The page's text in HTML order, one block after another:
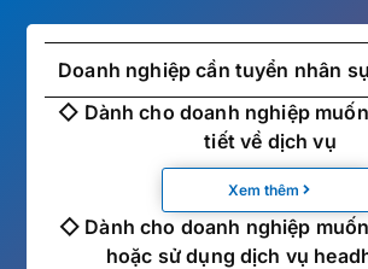
Doanh nghiệp cần tuyển nhân
◇ Dành cho doanh nghiệp
tiết về dịch vụ
Xem thêm
◇ Dành cho doanh nghiệp
hoặc sử dụng dịch vụ